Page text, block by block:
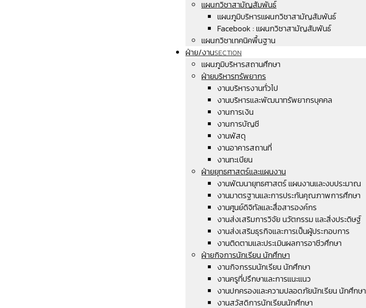
แผนกวิชาสามัญสัมพันธ์
แผนภูมิบริหารแผนกวิชาสามัญสัมพันธ์
Facebook : แผนกวิชาสามัญสัมพันธ์
แผนกวิชาเทคนิคพื้นฐาน
ฝ่าย/งานSECTION
แผนภูมิบริหารสถานศึกษา
ฝ่ายบริหารทรัพยากร
งานบริหารงานทั่วไป
งานบริหารและพัฒนาทรัพยากรบุคคล
งานการเงิน
งานการบัญชี
งานพัสดุ
งานอาคารสถานที่
งานทะเบียน
ฝ่ายยุทธศาสตร์และแผนงาน
งานพัฒนายุทธศาสตร์ แผนงานและงบประมาณ
งานมาตรฐานและการประกันคุณภาพการศึกษา
งานศูนย์ดิจิทัลและสื่อสารองค์กร
งานส่งเสริมการวิจัย นวัตกรรม และสิ่งประดิษฐ์
งานส่งเสริมธุรกิจและการเป็นผู้ประกอบการ
งานติดตามและประเมินผลการอาชีวศึกษา
ฝ่ายกิจการนักเรียน นักศึกษา
งานกิจกรรมนักเรียน นักศึกษา
งานครูที่ปรึกษาและการแนะแนว
งานปกครองและความปลอดภัยนักเรียน นักศึกษา
งานสวัสดิการนักเรียนนักศึกษา